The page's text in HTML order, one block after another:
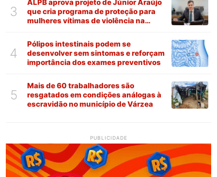
3
ALPB aprova projeto de Júnior Araújo
que cria programa de proteção para
mulheres vítimas de violência na
4
Pólipos intestinais podem se
desenvolver sem sintomas e reforçam
importância dos exames preventivos
5
Mais de 60 trabalhadores são
resgatados em condições análogas à
escravidão no município de Várzea
PUBLICIDADE